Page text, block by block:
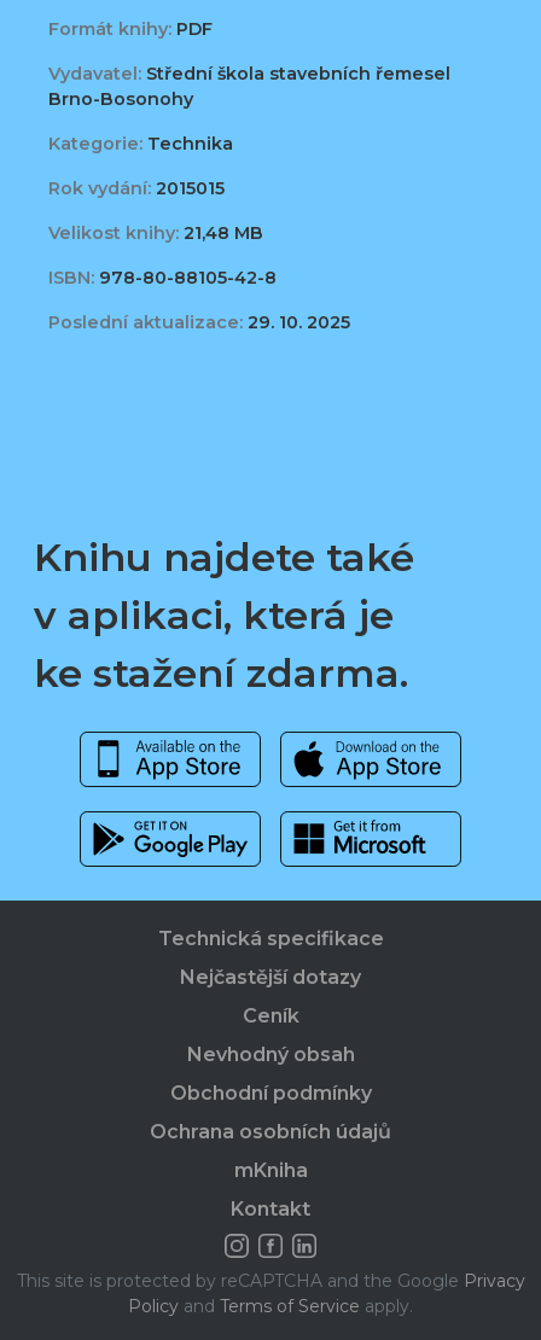
Formát knihy: PDF
Vydavatel: Střední škola stavebních řemesel
Brno-Bosonohy
Kategorie: Technika
Rok vydání: 2015015
Velikost knihy: 21,48 MB
ISBN: 978-80-88105-42-8
Poslední aktualizace: 29. 10. 2025
Knihu najdete také
v aplikaci, která je
ke stažení zdarma.
Technická specifikace
Nejčastější dotazy
Ceník
Nevhodný obsah
Obchodní podmínky
Ochrana osobních údajů
mKniha
Kontakt
This site is protected by reCAPTCHA and the Google Privacy
Policy and Terms of Service apply.